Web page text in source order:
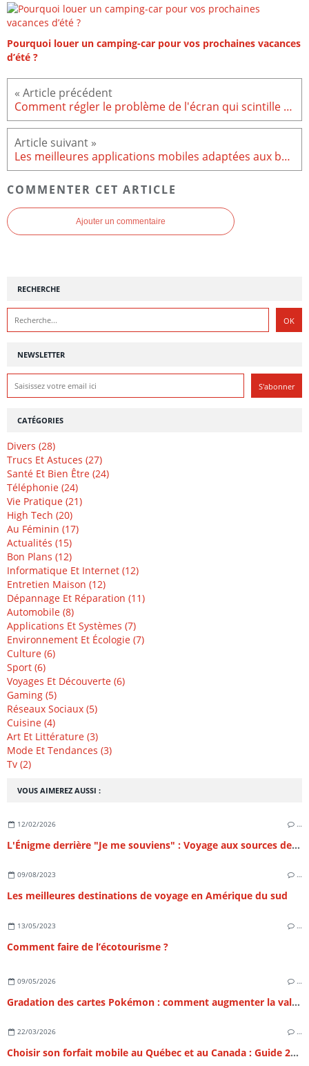
Pourquoi louer un camping-car pour vos prochaines vacances
d’été ?
Comment régler le problème de l'écran qui scintille sur le Galaxy S22 ?
Les meilleures applications mobiles adaptées aux besoins des femmes
COMMENTER CET ARTICLE
Ajouter un commentaire
NEWSLETTER
RECHERCHE
VOUS AIMEREZ AUSSI :
12/02/2026 …
L'Énigme derrière "Je me souviens" : Voyage aux sources de l'identité du Québec
09/08/2023 …
Les meilleures destinations de voyage en Amérique du sud
13/05/2023 …
Comment faire de l’écotourisme ?
09/05/2026 …
Gradation des cartes Pokémon : comment augmenter la valeur de sa collection ?
22/03/2026 …
Choisir son forfait mobile au Québec et au Canada : Guide 2026
CATÉGORIES
Divers (28)
Trucs Et Astuces (27)
Santé Et Bien Être (24)
Téléphonie (24)
Vie Pratique (21)
High Tech (20)
Au Féminin (17)
Actualités (15)
Bon Plans (12)
Informatique Et Internet (12)
Entretien Maison (12)
Dépannage Et Réparation (11)
Automobile (8)
Applications Et Systèmes (7)
Environnement Et Écologie (7)
Culture (6)
Sport (6)
Voyages Et Découverte (6)
Gaming (5)
Réseaux Sociaux (5)
Cuisine (4)
Art Et Littérature (3)
Mode Et Tendances (3)
Tv (2)